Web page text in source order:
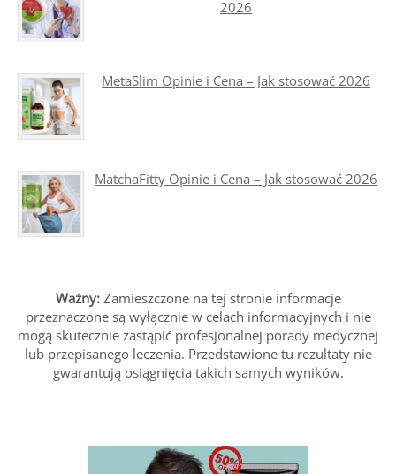
2026
MetaSlim Opinie i Cena – Jak stosować 2026
MatchaFitty Opinie i Cena – Jak stosować 2026
Ważny:Zamieszczone na tej stronie informacje
przeznaczone są wyłącznie w celach informacyjnych i nie
mogą skutecznie zastąpić profesjonalnej porady medycznej
lub przepisanego leczenia. Przedstawione tu rezultaty nie
gwarantują osiągnięcia takich samych wyników.